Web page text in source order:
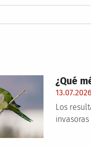
¿Qué
13.07.2026
Los
invasoras